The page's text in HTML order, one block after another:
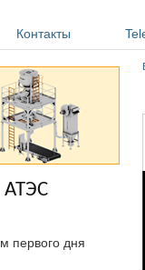
Контакты
АТЭС
первого дня